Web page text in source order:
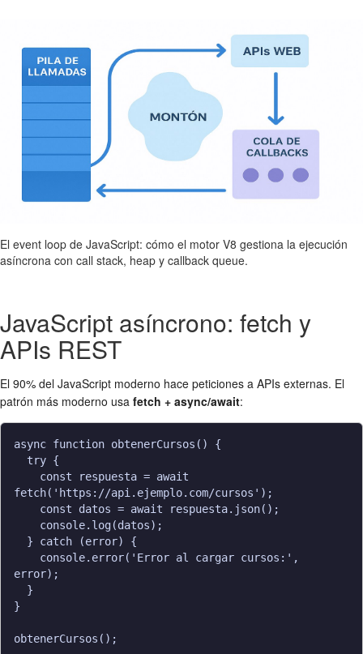
El event loop de JavaScript: cómo el motor V8 gestiona la ejecución
asíncrona con call stack, heap y callback queue.
JavaScript asíncrono: fetch y
APIs REST
El 90% del JavaScript moderno hace peticiones a APIs externas. El
patrón más moderno usa fetch + async/await:
async function obtenerCursos() {
fetch('https://api.ejemplo.com/cursos');
error);
}